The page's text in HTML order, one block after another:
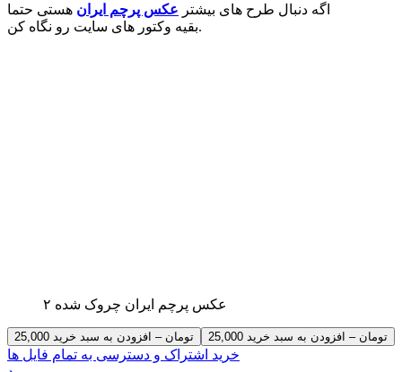
اگه دنبال طرح های بیشتر عکس پرچم ایران هستی حتما
بقیه وکتور های سایت رو نگاه کن.
عکس پرچم ایران چروک شده ۲
25,000 تومان – افزودن به سبد خرید
خرید اشتراک و دسترسی به تمام فایل ها